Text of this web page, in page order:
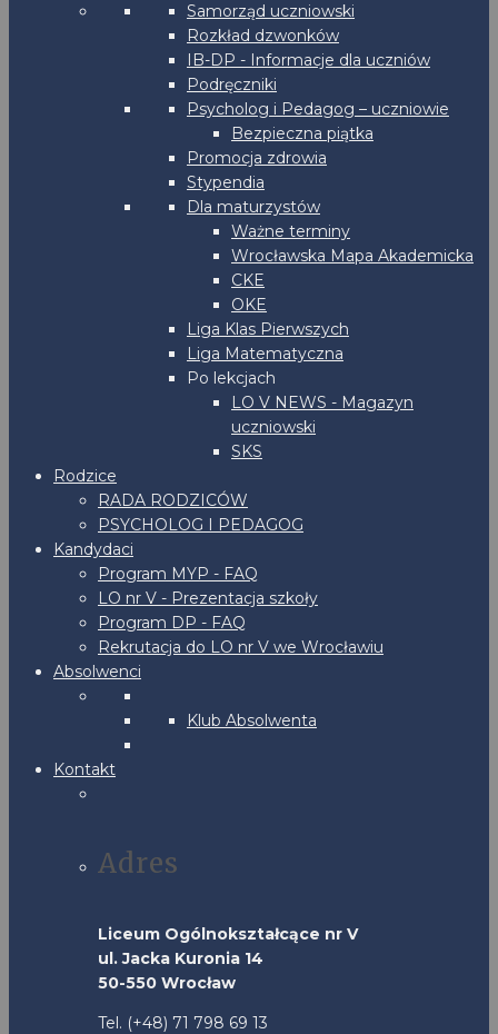
Samorząd uczniowski
Rozkład dzwonków
IB-DP - Informacje dla uczniów
Podręczniki
Psycholog i Pedagog – uczniowie
Bezpieczna piątka
Promocja zdrowia
Stypendia
Dla maturzystów
Ważne terminy
Wrocławska Mapa Akademicka
CKE
OKE
Liga Klas Pierwszych
Liga Matematyczna
Po lekcjach
LO V NEWS - Magazyn
uczniowski
SKS
Rodzice
RADA RODZICÓW
PSYCHOLOG I PEDAGOG
Kandydaci
Program MYP - FAQ
LO nr V - Prezentacja szkoły
Program DP - FAQ
Rekrutacja do LO nr V we Wrocławiu
Absolwenci
Klub Absolwenta
Kontakt
Adres
Liceum Ogólnokształcące nr V
ul. Jacka Kuronia 14
50-550 Wrocław
Tel. (+48) 71 798 69 13